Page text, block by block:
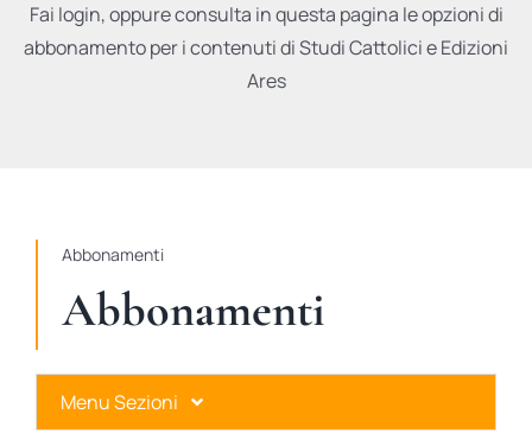
RECENSIONI
Fai login, oppure consulta in questa pagina le opzioni di
abbonamento per i contenuti di Studi Cattolici e Edizioni
Ares
Abbonamenti
Abbonamenti
Menu Sezioni